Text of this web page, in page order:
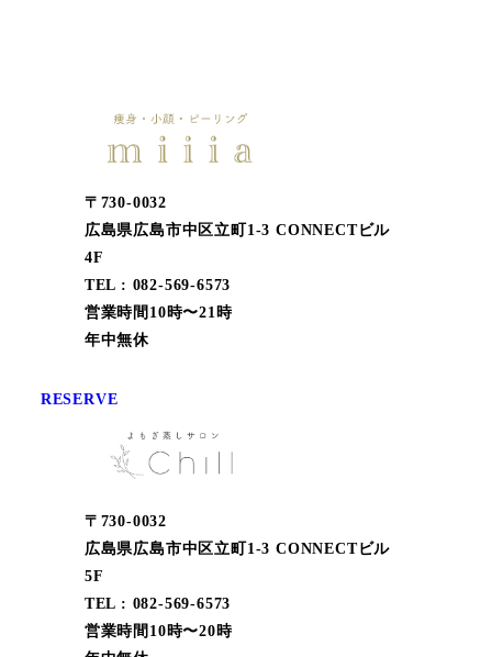
〒730-0032
広島県広島市中区立町1-3 CONNECTビル
4F
TEL : 082-569-6573
営業時間10時〜21時
年中無休
RESERVE
〒730-0032
広島県広島市中区立町1-3 CONNECTビル
5F
TEL : 082-569-6573
営業時間10時〜20時